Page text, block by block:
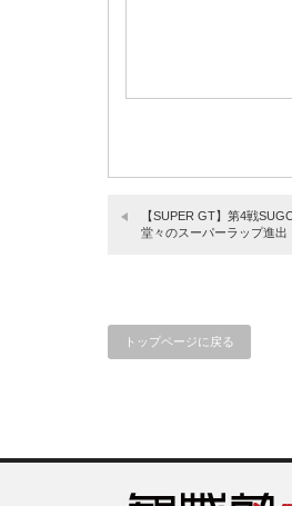
【SUPER GT】第4戦
堂々のスーパーラップ進出
トップページに戻る